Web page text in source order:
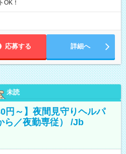
OK！
応募する 詳細へ
未読
円～】夜間見守りヘルパ
ら／夜勤専従） /Jb